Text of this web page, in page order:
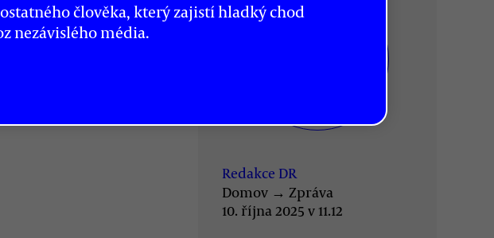
Redakce DR
Domov → Zpráva
10. října 2025 v 11.12
člověka, který zajistí hladký chod
nezávislého média.